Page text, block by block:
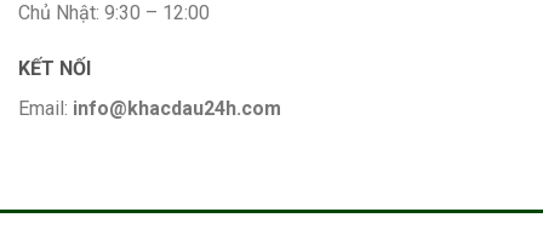
Chủ Nhật: 9:30 – 12:00
KẾT NỐI
Email: info@khacdau24h.com